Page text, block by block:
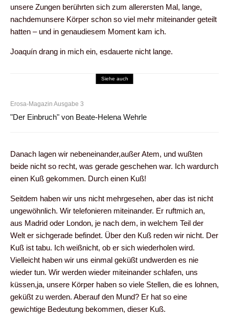
unsere Zungen berührten sich zum allerersten Mal, lange,
nachdemunsere Körper schon so viel mehr miteinander geteilt
hatten – und in genaudiesem Moment kam ich.
Joaquín drang in mich ein, esdauerte nicht lange.
Siehe auch
Erosa-Magazin Ausgabe 3
"Der Einbruch" von Beate-Helena Wehrle
Danach lagen wir nebeneinander,außer Atem, und wußten
beide nicht so recht, was gerade geschehen war. Ich wardurch
einen Kuß gekommen. Durch einen Kuß!
Seitdem haben wir uns nicht mehrgesehen, aber das ist nicht
ungewöhnlich. Wir telefonieren miteinander. Er ruftmich an,
aus Madrid oder London, je nach dem, in welchem Teil der
Welt er sichgerade befindet. Über den Kuß reden wir nicht. Der
Kuß ist tabu. Ich weißnicht, ob er sich wiederholen wird.
Vielleicht haben wir uns einmal geküßt undwerden es nie
wieder tun. Wir werden wieder miteinander schlafen, uns
küssen,ja, unsere Körper haben so viele Stellen, die es lohnen,
geküßt zu werden. Aberauf den Mund? Er hat so eine
gewichtige Bedeutung bekommen, dieser Kuß.